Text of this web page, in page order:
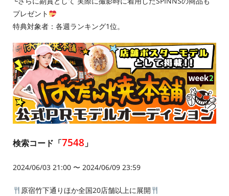
プレゼント
特典対象者：各週ランキング1位。
検索コード「7548」
2024/06/03 21:00 〜 2024/06/09 23:59
原宿竹下通りほか全国20店舗以上に展開